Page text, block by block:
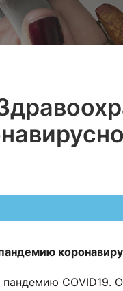
CОVID19.